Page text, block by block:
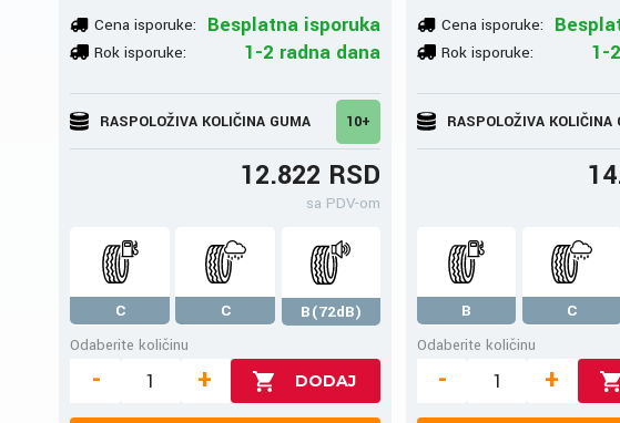
Cena isporuke: Besplatna isporuka
Rok isporuke: 1-2 radna dana
RASPOLOŽIVA KOLIČINA GUMA 10+
12.822 RSD
sa PDV-om
C C
B(72dB)
Odaberite količinu
- +
Cena isporuke:
Rok isporuke: 1-
RASPOLOŽIVA KOLIČINA
B C
Odaberite količinu
- +